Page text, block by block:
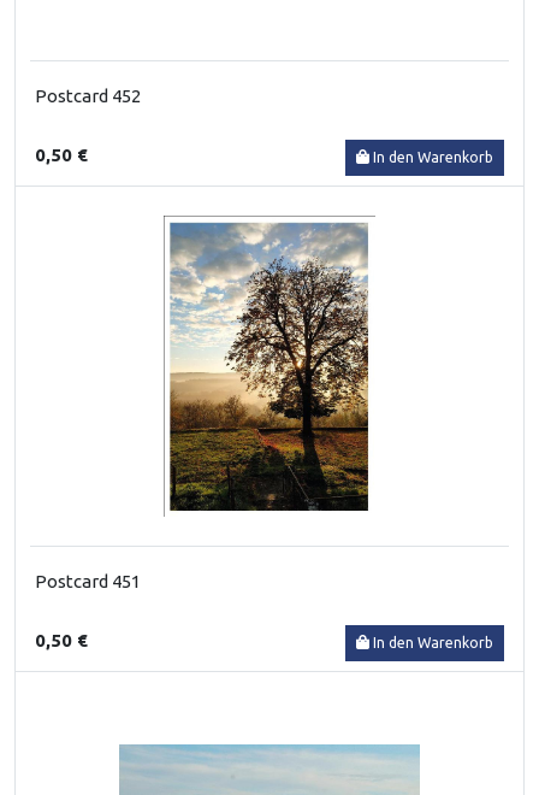
Postcard 452
0,50 € In den Warenkorb
Postcard 451
0,50 € In den Warenkorb